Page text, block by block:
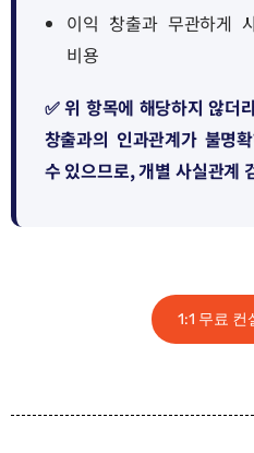
이익 창출과 무관하게
비용
✅ 위 항목에 해당하지 않더
창출과의 인과관계가 불명
수 있으므로, 개별 사실관계
1:1 무료 컨